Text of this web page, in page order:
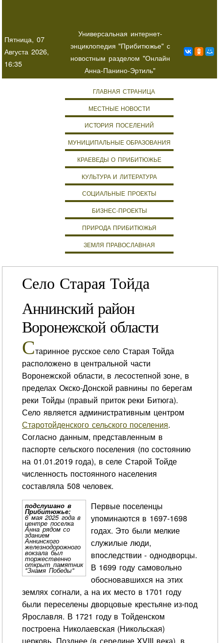
Пятница, 07
Августа 2026,
16:35
Универсальная интернет-
энциклопедия "Прибитюжье" с
новостным разделом "Онлайн
Анна-Панино-Эртиль"
ГЛАВНАЯ СТРАНИЦА
МЕСТНЫЕ НОВОСТИ
ИСТОРИЯ ПОСЕЛЕНИЙ
МУНИЦИПАЛЬНЫЕ ОБРАЗОВАНИЯ
КРАЕВЕДЫ О ПРИБИТЮЖЬЕ
КУЛЬТУРА И ЛИТЕРАТУРА
СОЦИАЛЬНЫЕ ПРОЕКТЫ
БИЗНЕС-ПРОЕКТЫ
ПРИРОДА ПРИБИТЮЖЬЯ
ЗЕМЛЯ ПРАВОСЛАВНАЯ
Село Старая Тойда
Аннинский район
Воронежской области
Старинное русское село Старая Тойда
расположено в центральной части
Воронежской области, в лесостепной зоне, в
пределах Окско-Донской равнины по берегам
реки Тойды (правый приток реки Битюга).
Село является административным центром
Старотойденского сельского поселения.
Согласно данным, представленным в
паспорте сельского поселения (по состоянию
на 01.01.2019 года), в селе Старой Тойде
численность постоянного населения
составляла 508 человек.
подслушано в
Прибитюжье:
6 мая 2025 года в
центре поселка
Анна рядом со
зданием
Аннинского
железнодорожного
вокзала был
торжественно
открыт памятник
"Знамя Победы"
Первые поселенцы
упоминаются в 1697-1698
годах. Это были мелкие
служилые люди,
впоследствии - однодворцы.
В 1699 году самовольно
обосновавшихся на этих
землях согнали, а на их место в 1701 году
были переселены дворцовые крестьяне из-под
Ярославля. В 1721 году в Тойденском
построена Николаевская (Никольская)
церковь. Позднее (в середине XVIII века), в